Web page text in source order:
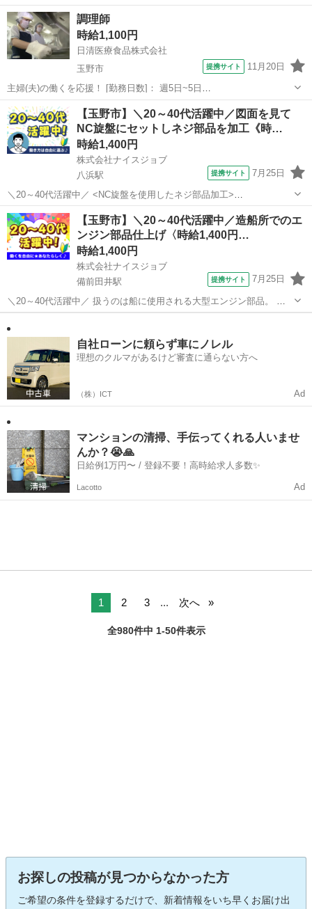
60kg程度のネジまで幅広く、加工技術を磨きながら成長できます。 経
験豊富なスタッフがサポートするため、未経験からでも安心してスタ
ートできます。 ---...
岡山 玉野市 八浜駅
調理師
時給1,100円
日清医療食品株式会社
玉野市
提携サイト 11月20日
主婦(夫)の働くを応援！ [勤務日数]： 週5日~5日
05:00~14:00/09:00~18:00 月/火/水/木/金/土/日 などから選べます [勤務
地・最寄駅]： 岡山県玉野市築港１丁目１５－３ 日清医療食品株式...
岡山 玉野市 キッチン
【玉野市】＼20～40代活躍中／図面を見て
NC旋盤にセットしネジ部品を加工《時…
時給1,400円
株式会社ナイスジョブ
八浜駅
提携サイト 7月25日
＼20～40代活躍中／ <NC旋盤を使用したネジ部品加工>
━━━━━━━━━━ ■作業の流れ (1)図面を確認 (2)材料を機械へセ
ット (3)NC旋盤を操作して加工 (4)完成品の寸法を測定 (5)検査を行い
品質を確...
岡山 玉野市 八浜駅
【玉野市】＼20～40代活躍中／造船所でのエ
ンジン部品仕上げ〈時給1,400円…
時給1,400円
株式会社ナイスジョブ
備前田井駅
提携サイト 7月25日
＼20～40代活躍中／ 扱うのは船に使用される大型エンジン部品。 造
船に関わるやりがいある現場で、集中して作業に取り組めます。
‥‥‥‥‥‥‥‥ 「接客よりも作業系が好き」 「身体を動かしながら
働きたい」 そんな方にもぴ...自社ローンに頼らず車にノレル
理想のクルマがあるけど審査に通らない方へ
（株）ICT Ad
マンションの清掃、手伝ってくれる人いませ
んか？😭🙏
日給例1万円〜 / 登録不要！高時給求人多数✨
Lacotto Ad
1 2 3 ... 次へ
全980件中 1-50件表示
お探しの投稿が見つからなかった方
ご希望の条件を登録するだけで、新着情報をいち早くお届け出